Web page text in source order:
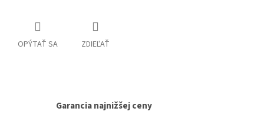
OPÝTAŤ SA ZDIEĽAŤ
Garancia najnižšej ceny